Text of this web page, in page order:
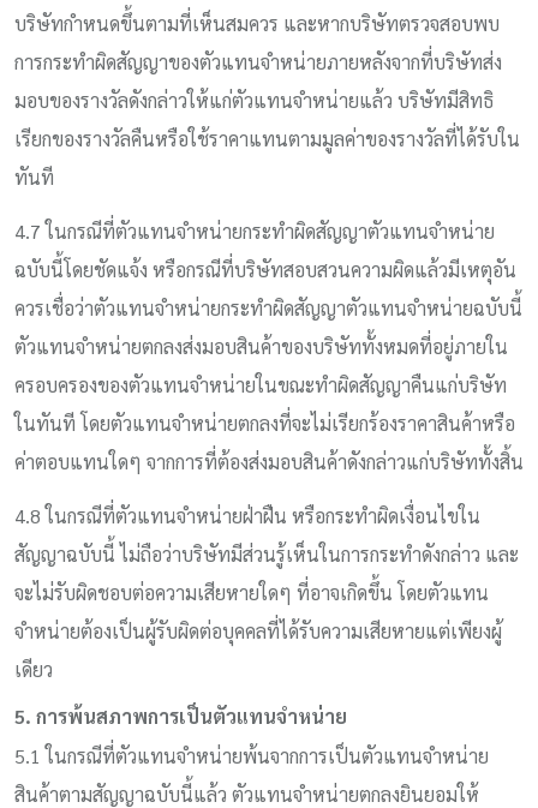
บริษัทกำหนดขึ้นตามที่เห็นสมควร และหากบริษัทตรวจสอบพบ
การกระทำผิดสัญญาของตัวแทนจำหน่ายภายหลังจากที่บริษัทส่ง
มอบของรางวัลดังกล่าวให้แก่ตัวแทนจำหน่ายแล้ว บริษัทมีสิทธิ
เรียกของรางวัลคืนหรือใช้ราคาแทนตามมูลค่าของรางวัลที่ได้รับใน
ทันที
4.7 ในกรณีที่ตัวแทนจำหน่ายกระทำผิดสัญญาตัวแทนจำหน่าย
ฉบับนี้โดยชัดแจ้ง หรือกรณีที่บริษัทสอบสวนความผิดแล้วมีเหตุอัน
ควรเชื่อว่าตัวแทนจำหน่ายกระทำผิดสัญญาตัวแทนจำหน่ายฉบับนี้
ตัวแทนจำหน่ายตกลงส่งมอบสินค้าของบริษัททั้งหมดที่อยู่ภายใน
ครอบครองของตัวแทนจำหน่ายในขณะทำผิดสัญญาคืนแก่บริษัท
ในทันที โดยตัวแทนจำหน่ายตกลงที่จะไม่เรียกร้องราคาสินค้าหรือ
ค่าตอบแทนใดๆ จากการที่ต้องส่งมอบสินค้าดังกล่าวแก่บริษัททั้งสิ้น
4.8 ในกรณีที่ตัวแทนจำหน่ายฝ่าฝืน หรือกระทำผิดเงื่อนไขใน
สัญญาฉบับนี้ ไม่ถือว่าบริษัทมีส่วนรู้เห็นในการกระทำดังกล่าว และ
จะไม่รับผิดชอบต่อความเสียหายใดๆ ที่อาจเกิดขึ้น โดยตัวแทน
จำหน่ายต้องเป็นผู้รับผิดต่อบุคคลที่ได้รับความเสียหายแต่เพียงผู้
เดียว
5. การพ้นสภาพการเป็นตัวแทนจำหน่าย
5.1 ในกรณีที่ตัวแทนจำหน่ายพ้นจากการเป็นตัวแทนจำหน่าย
สินค้าตามสัญญาฉบับนี้แล้ว ตัวแทนจำหน่ายตกลงยินยอมให้